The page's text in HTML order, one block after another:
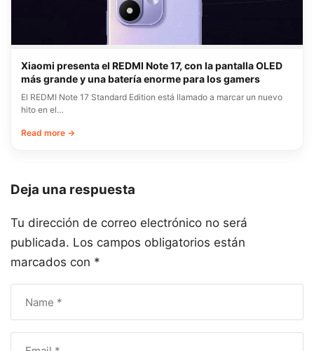
Xiaomi presenta el REDMI Note 17, con la pantalla OLED
más grande y una batería enorme para los gamers
El REDMI Note 17 Standard Edition está llamado a marcar un nuevo
hito en el…
Read more →
Deja una respuesta
Tu dirección de correo electrónico no será
publicada. Los campos obligatorios están
marcados con *